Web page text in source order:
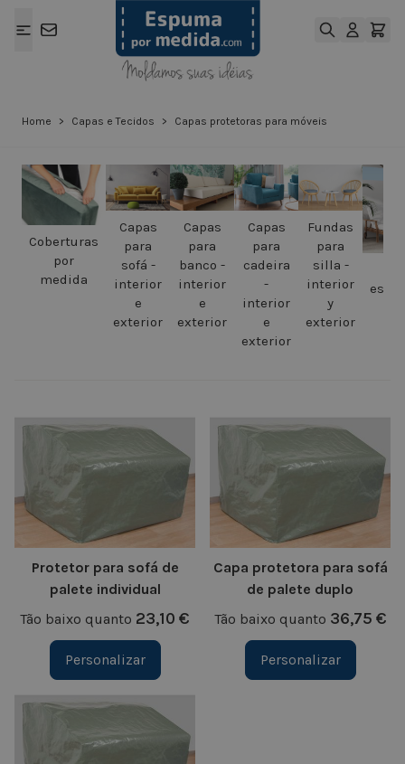
Home > Capas e Tecidos > Capas protetoras para móveis
Coberturas
por
medida
Capas
para
sofá -
interior
e
exterior
Capas
para
banco -
interior
e
exterior
Capas
para
cadeira
-
interior
e
exterior
Fundas
para
silla -
interior
y
exterior
Protetor para sofá de
palete individual
Tão baixo quanto 23,10 €
Personalizar
Capa protetora para sofá
de palete duplo
Tão baixo quanto 36,75 €
Personalizar